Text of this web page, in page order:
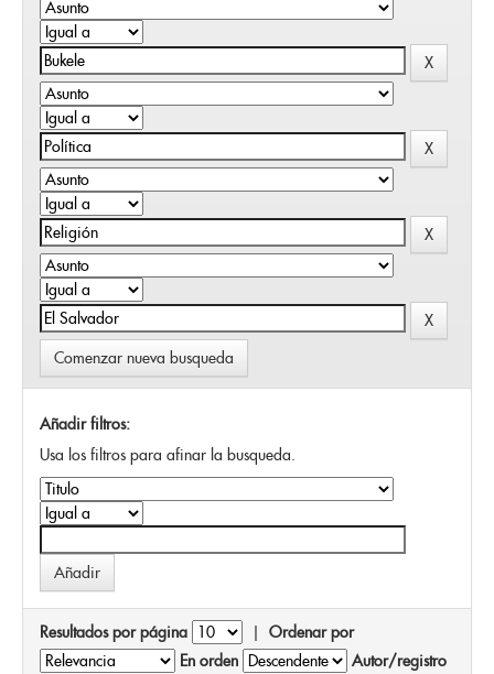
Comenzar nueva busqueda
Añadir filtros:
Usa los filtros para afinar la busqueda.
Resultados por página | Ordenar por
En orden
Autor/registro